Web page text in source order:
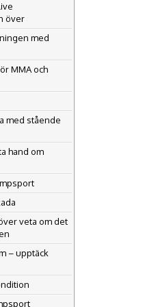
över
med
MMA och
med stående
hand om
veta om det
– upptäck